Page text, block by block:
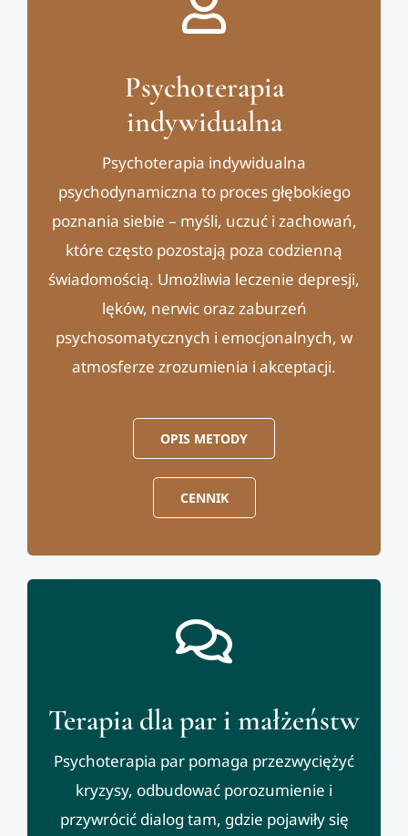
Psychoterapia
indywidualna
Psychoterapia indywidualna
psychodynamiczna to proces głębokiego
poznania siebie – myśli, uczuć i zachowań,
które często pozostają poza codzienną
świadomością. Umożliwia leczenie depresji,
lęków, nerwic oraz zaburzeń
psychosomatycznych i emocjonalnych, w
atmosferze zrozumienia i akceptacji.
OPIS METODY
CENNIK
Terapia dla par i małżeństw
Psychoterapia par pomaga przezwyciężyć
kryzysy, odbudować porozumienie i
przywrócić dialog tam, gdzie pojawiły się